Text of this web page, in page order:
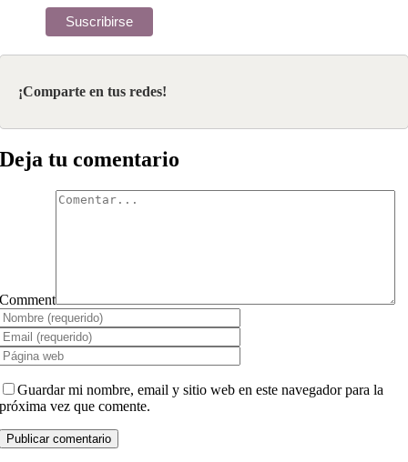
¡Comparte en tus redes!
Deja tu comentario
Comment
Guardar mi nombre, email y sitio web en este navegador para la
próxima vez que comente.